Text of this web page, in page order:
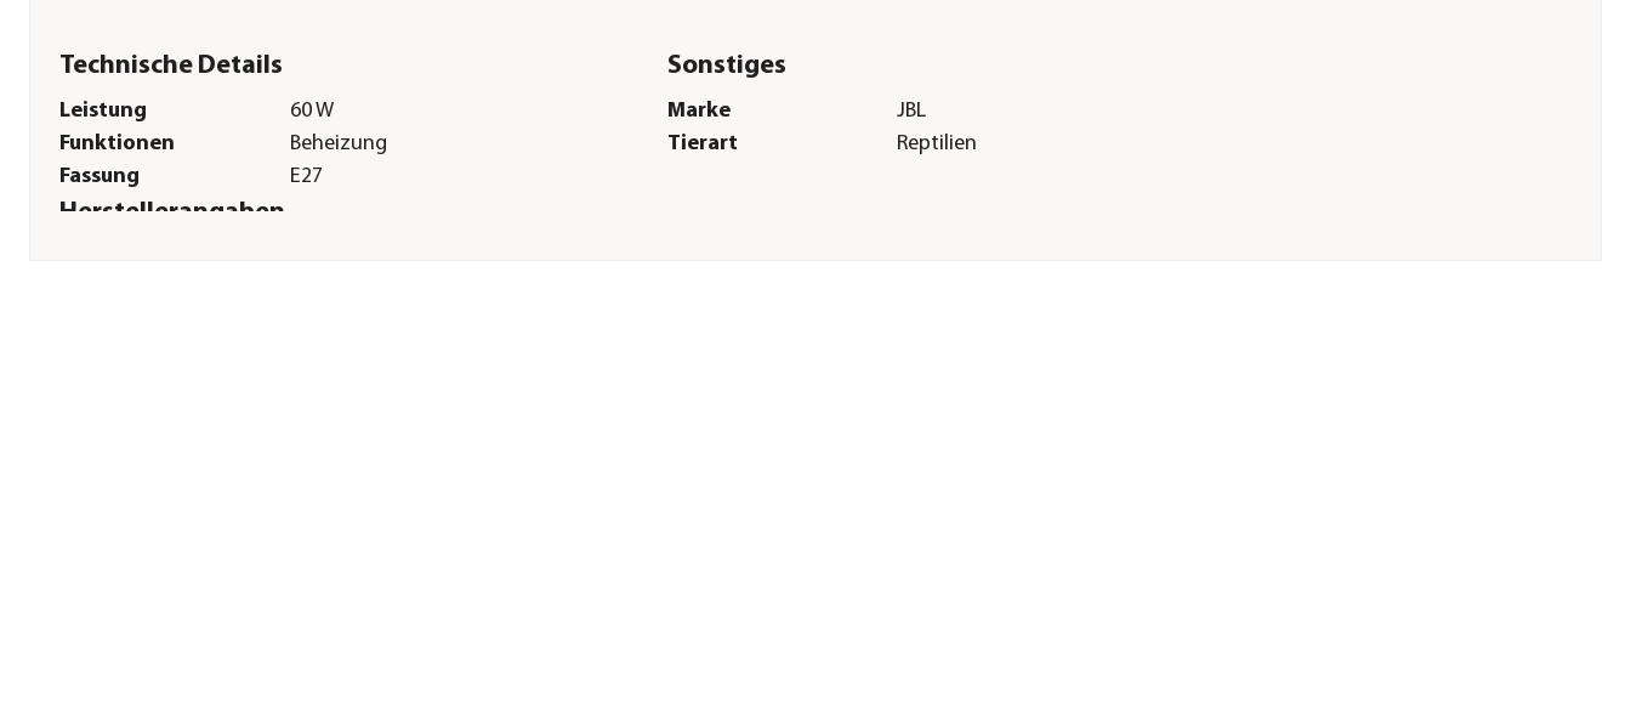
Technische Details
Leistung
60 W
Funktionen
Beheizung
Fassung
E27
Sonstiges
Marke
JBL
Tierart
Reptilien
Herstellerangaben